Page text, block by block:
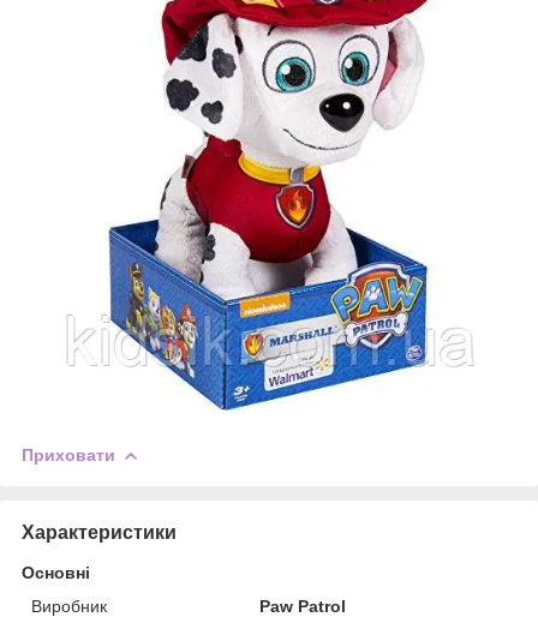
Приховати
Характеристики
Основні
Виробник
Paw Patrol